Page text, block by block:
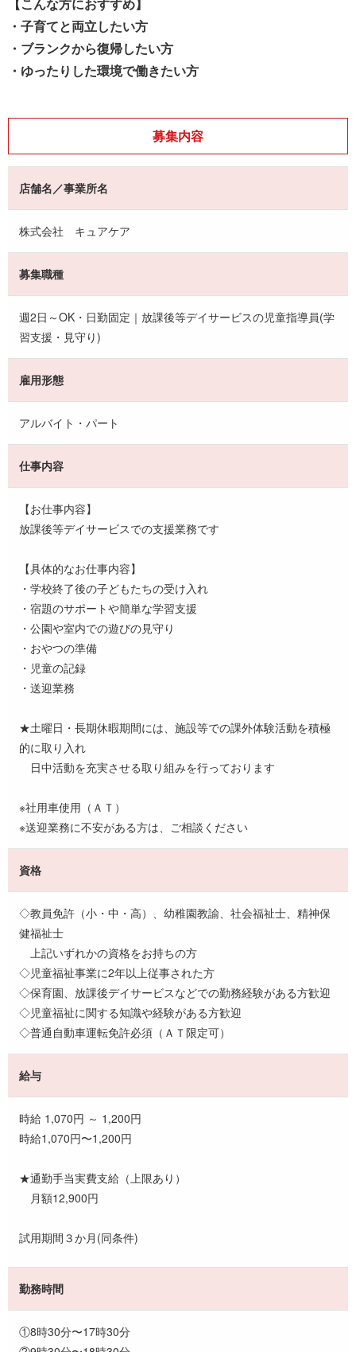
・子育てと両立したい方
・ブランクから復帰したい方
・ゆったりした環境で働きたい方
募集内容
店舗名／事業所名
株式会社 キュアケア
募集職種
週2日～OK・日勤固定｜放課後等デイサービスの児童指導員(学
習支援・見守り)
雇用形態
アルバイト・パート
仕事内容
【お仕事内容】
放課後等デイサービスでの支援業務です
【具体的なお仕事内容】
・学校終了後の子どもたちの受け入れ
・宿題のサポートや簡単な学習支援
・公園や室内での遊びの見守り
・おやつの準備
・児童の記録
・送迎業務
★土曜日・長期休暇期間には、施設等での課外体験活動を積極
的に取り入れ
日中活動を充実させる取り組みを行っております
※社用車使用（ＡＴ）
※送迎業務に不安がある方は、ご相談ください
資格
◇教員免許（小・中・高）、幼稚園教諭、社会福祉士、精神保
健福祉士
上記いずれかの資格をお持ちの方
◇児童福祉事業に2年以上従事された方
◇保育園、放課後デイサービスなどでの勤務経験がある方歓迎
◇児童福祉に関する知識や経験がある方歓迎
◇普通自動車運転免許必須（ＡＴ限定可）
給与
時給 1,070円 ～ 1,200円
時給1,070円〜1,200円
★通勤手当実費支給（上限あり）
月額12,900円
試用期間３か月(同条件)
勤務時間
①8時30分〜17時30分